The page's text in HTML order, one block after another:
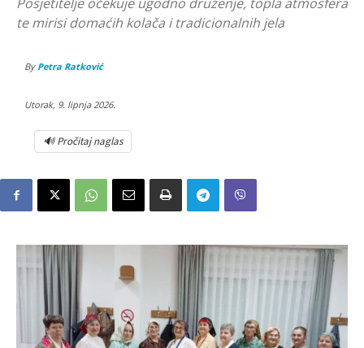
te mirisi domaćih kolača i tradicionalnih jela
By Petra Ratković
Utorak, 9. lipnja 2026.
🔊 Pročitaj naglas